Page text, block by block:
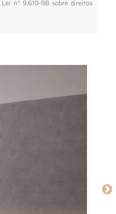
Lei n° 9.610-98 sobre direitos